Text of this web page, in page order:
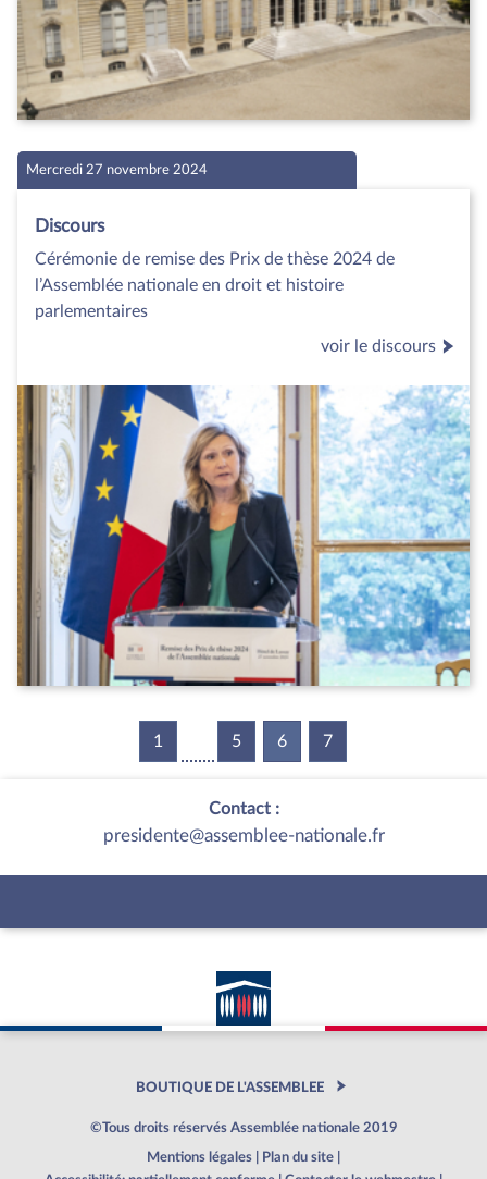
Mercredi 27 novembre 2024
Discours
Cérémonie de remise des Prix de thèse 2024 de
l’Assemblée nationale en droit et histoire
parlementaires
voir le discours
1 5 6(current)
7
Contact :
presidente@assemblee-nationale.fr
BOUTIQUE DE L'ASSEMBLEE
©Tous droits réservés Assemblée nationale 2019
Mentions légales Plan du site